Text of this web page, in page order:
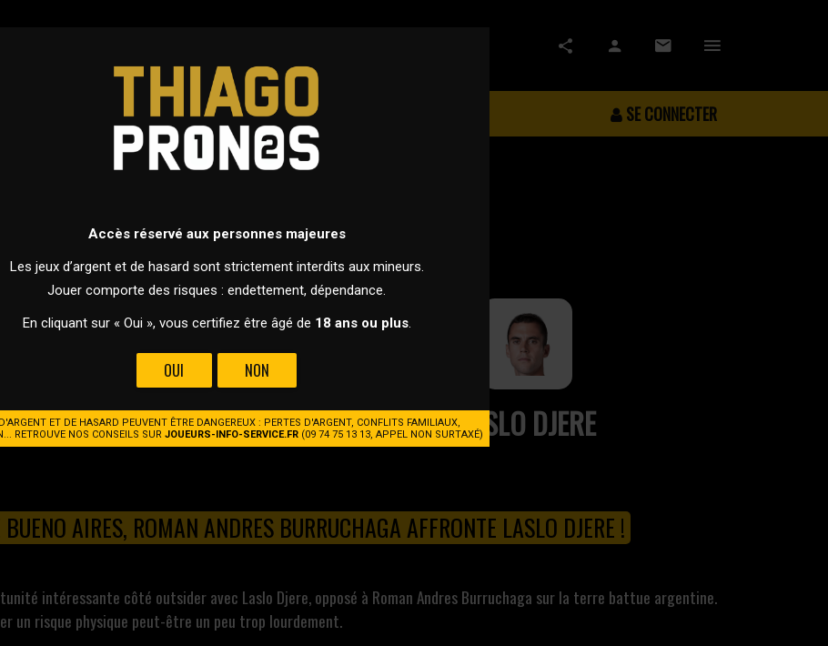
SE CONNECTER
PRONOSTICS DEVENIR MEMBRE
10 FÉVRIER 2026 À 19H35
VS
LASLO DJERE
AIRES, ROMAN ANDRES BURRUCHAGA AFFRONTE LASLO DJERE !
intéressante côté outsider avec Laslo Djere, opposé à Roman Andres Burruchaga sur la terre battue argentine.
un risque physique peut-être un peu trop lourdement.
Accès réservé aux personnes majeures
Les jeux d’argent et de hasard sont strictement interdits aux mineurs.
Jouer comporte des risques : endettement, dépendance.
En cliquant sur « Oui », vous certifiez être âgé de 18 ans ou plus.
OUI NON
ET DE HASARD PEUVENT ÊTRE DANGEREUX : PERTES D'ARGENT, CONFLITS FAMILIAUX,
RETROUVE NOS CONSEILS SUR JOUEURS-INFO-SERVICE.FR (09 74 75 13 13, APPEL NON SURTAXÉ)